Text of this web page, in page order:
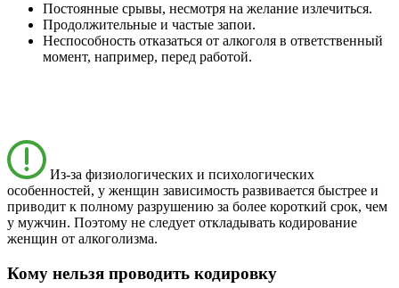
Постоянные срывы, несмотря на желание излечиться.
Продолжительные и частые запои.
Неспособность отказаться от алкоголя в ответственный
момент, например, перед работой.
Из-за физиологических и психологических
особенностей, у женщин зависимость развивается быстрее и
приводит к полному разрушению за более короткий срок, чем
у мужчин. Поэтому не следует откладывать кодирование
женщин от алкоголизма.
Кому нельзя проводить кодировку